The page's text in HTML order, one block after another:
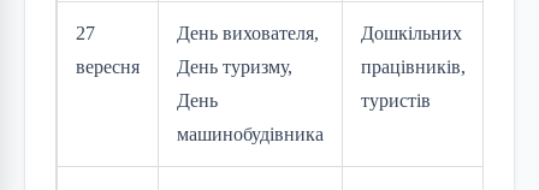
27
вересня
День вихователя,
День туризму,
День
машинобудівника
Дошкільних
працівників,
туристів